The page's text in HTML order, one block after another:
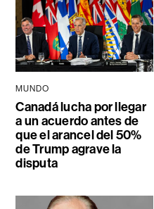
MUNDO
Canadá lucha por llegar
a un acuerdo antes de
que el arancel del 50%
de Trump agrave la
disputa